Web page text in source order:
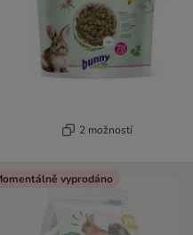
2 možností
vyprodáno